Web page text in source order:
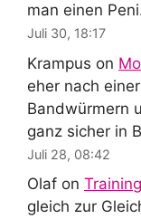
man einen
Juli 30, 18:17
Krampus on
eher nach
Bandwürmern
ganz sicher in
Juli 28, 08:42
Olaf on
gleich zur